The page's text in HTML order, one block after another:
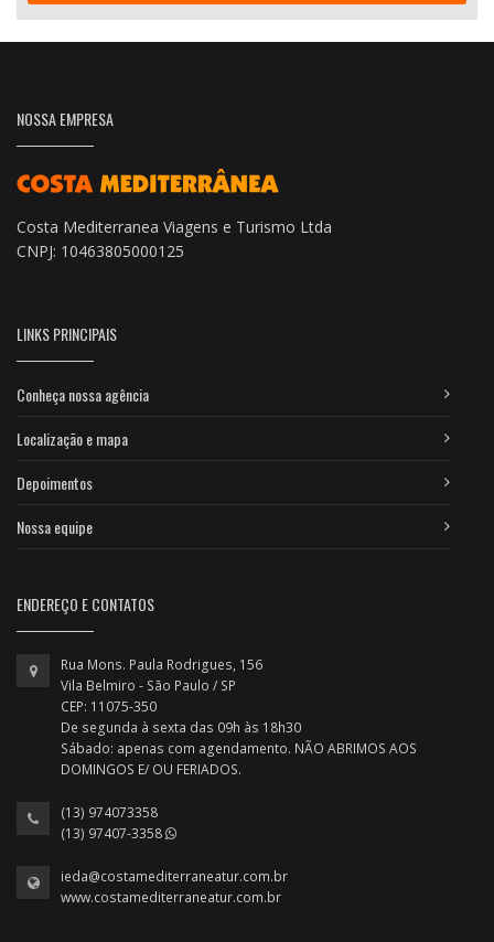
NOSSA EMPRESA
Costa Mediterranea Viagens e Turismo Ltda
CNPJ: 10463805000125
LINKS PRINCIPAIS
Conheça nossa agência
Localização e mapa
Depoimentos
Nossa equipe
ENDEREÇO E CONTATOS
Rua Mons. Paula Rodrigues, 156
Vila Belmiro - São Paulo / SP
CEP: 11075-350
De segunda à sexta das 09h às 18h30
Sábado: apenas com agendamento. NÃO ABRIMOS AOS
DOMINGOS E/ OU FERIADOS.
(13) 974073358
(13) 97407-3358
ieda@costamediterraneatur.com.br
www.costamediterraneatur.com.br